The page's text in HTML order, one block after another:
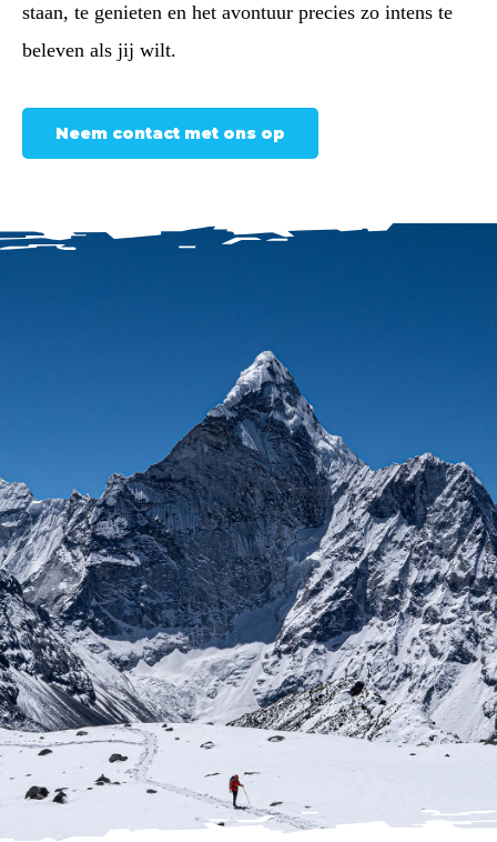
staan, te genieten en het avontuur precies zo intens te
beleven als jij wilt.
Neem contact met ons op